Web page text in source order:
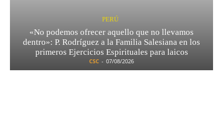
PERÚ
«No podemos ofrecer aquello que no llevamos
dentro»: P. Rodríguez a la Familia Salesiana en los
primeros Ejercicios Espirituales para laicos
CSC - 07/08/2026